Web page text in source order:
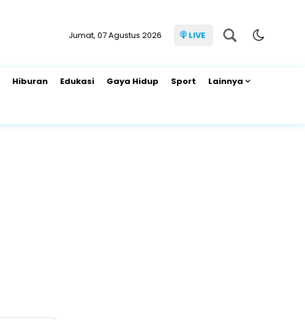
Jumat, 07 Agustus 2026 LIVE
Hiburan Edukasi Gaya Hidup Sport Lainnya